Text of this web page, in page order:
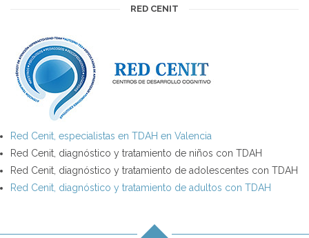
RED CENIT
Red Cenit, especialistas en TDAH en Valencia
Red Cenit, diagnóstico y tratamiento de niños con TDAH
Red Cenit, diagnóstico y tratamiento de adolescentes con TDAH
Red Cenit, diagnóstico y tratamiento de adultos con TDAH